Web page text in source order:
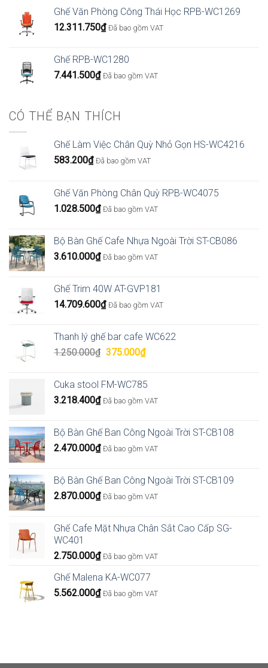
Ghế Văn Phòng Công Thái Học RPB-WC1269
12.311.750₫ Đã bao gồm VAT
Ghế RPB-WC1280
7.441.500₫ Đã bao gồm VAT
CÓ THỂ BẠN THÍCH
Ghế Làm Việc Chân Quỳ Nhỏ Gọn HS-WC4216
583.200₫ Đã bao gồm VAT
Ghế Văn Phòng Chân Quỳ RPB-WC4075
1.028.500₫ Đã bao gồm VAT
Bộ Bàn Ghế Cafe Nhựa Ngoài Trời ST-CB086
3.610.000₫ Đã bao gồm VAT
Ghế Trim 40W AT-GVP181
14.709.600₫ Đã bao gồm VAT
Thanh lý ghế bar cafe WC622
1.250.000₫ Giá
1.250.000₫.
375.000₫Giá
là:
375.000₫.
Cuka stool FM-WC785
3.218.400₫ Đã bao gồm VAT
Bộ Bàn Ghế Ban Công Ngoài Trời ST-CB108
2.470.000₫ Đã bao gồm VAT
Bộ Bàn Ghế Ban Công Ngoài Trời ST-CB109
2.870.000₫ Đã bao gồm VAT
Ghế Cafe Mặt Nhựa Chân Sắt Cao Cấp SG-
WC401
2.750.000₫ Đã bao gồm VAT
Ghế Malena KA-WC077
5.562.000₫ Đã bao gồm VAT